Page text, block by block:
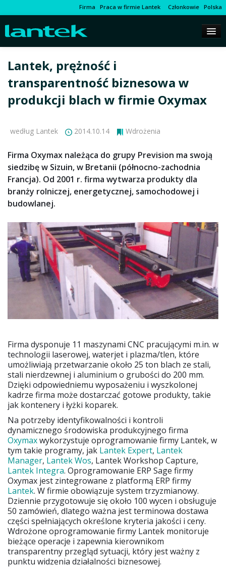
Firma Praca w firmie Lantek Członkowie Polska
Lantek, prężność i
transparentność biznesowa w
produkcji blach w firmie Oxymax
według Lantek 2014.10.14 Wdrożenia
Firma Oxymax należąca do grupy Prevision ma swoją
siedzibę w Sizuin, w Bretanii (północno-zachodnia
Francja). Od 2001 r. firma wytwarza produkty dla
branży rolniczej, energetycznej, samochodowej i
budowlanej.
Firma dysponuje 11 maszynami CNC pracującymi m.in. w
technologii laserowej, waterjet i plazma/tlen, które
umożliwiają przetwarzanie około 25 ton blach ze stali,
stali nierdzewnej i aluminium o grubości do 200 mm.
Dzięki odpowiedniemu wyposażeniu i wyszkolonej
kadrze firma może dostarczać gotowe produkty, takie
jak kontenery i łyżki koparek.
Na potrzeby identyfikowalności i kontroli
dynamicznego środowiska produkcyjnego firma
Oxymaxwykorzystuje oprogramowanie firmy Lantek, w
tym takie programy, jak Lantek Expert, Lantek
Manager, Lantek Wos, Lantek Workshop Capture,
Lantek Integra. Oprogramowanie ERP Sage firmy
Oxymax jest zintegrowane z platformą ERP firmy
Lantek. W firmie obowiązuje system trzyzmianowy.
Dziennie przygotowuje się około 100 wycen i obsługuje
50 zamówień, dlatego ważna jest terminowa dostawa
części spełniających określone kryteria jakości i ceny.
Wdrożone oprogramowanie firmy Lantek monitoruje
bieżące operacje i zapewnia kierownikom
transparentny przegląd sytuacji, który jest ważny z
punktu widzenia działalności biznesowej.